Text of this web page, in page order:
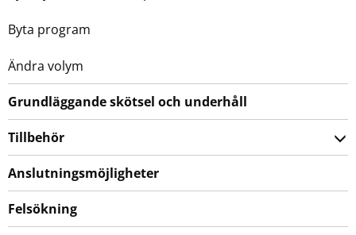
Byta program
Ändra volym
Grundläggande skötsel och underhåll
Tillbehör
Anslutningsmöjligheter
Felsökning